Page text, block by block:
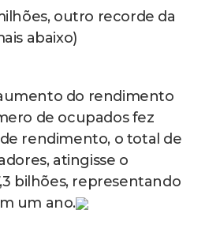
outro recorde da
abaixo)
do rendimento
de ocupados fez
rendimento, o total de
atingisse o
bilhões, representando
um ano.